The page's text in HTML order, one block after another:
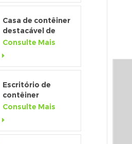
banheiro
Casa de contêiner
destacável de
baixo custo de
Consulte Mais
Escritório de
contêiner
temporário pré-
de obras
Consulte Mais